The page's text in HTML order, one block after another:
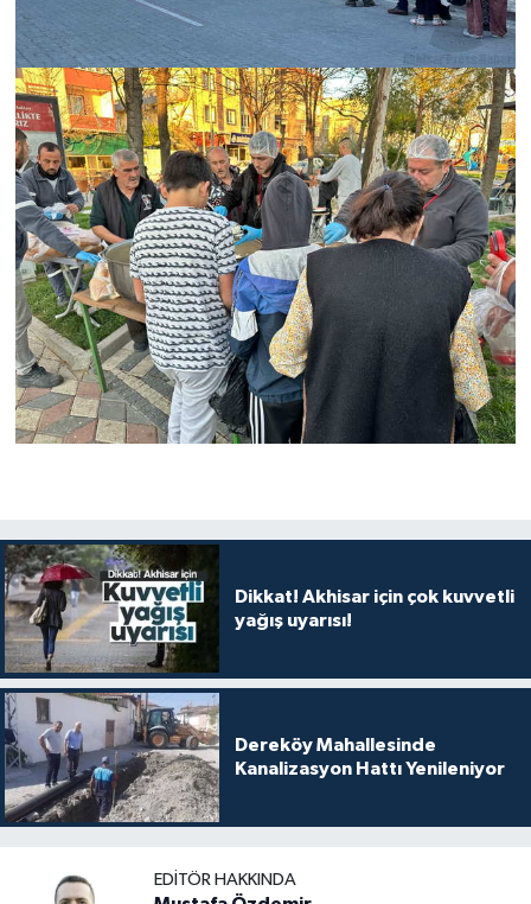
Dikkat! Akhisar için çok kuvvetli
yağış uyarısı!
Dereköy Mahallesinde
Kanalizasyon Hattı Yenileniyor
EDITÖR HAKKINDA